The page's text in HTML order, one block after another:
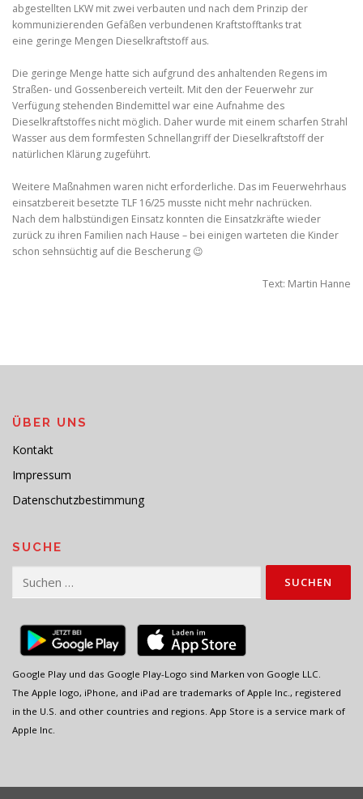
abgestellten LKW mit zwei verbauten und nach dem Prinzip der
kommunizierenden Gefäßen verbundenen Kraftstofftanks trat
eine geringe Mengen Dieselkraftstoff aus.
Die geringe Menge hatte sich aufgrund des anhaltenden Regens im
Straßen- und Gossenbereich verteilt. Mit den der Feuerwehr zur
Verfügung stehenden Bindemittel war eine Aufnahme des
Dieselkraftstoffes nicht möglich. Daher wurde mit einem scharfen Strahl
Wasser aus dem formfesten Schnellangriff der Dieselkraftstoff der
natürlichen Klärung zugeführt.
Weitere Maßnahmen waren nicht erforderliche. Das im Feuerwehrhaus
einsatzbereit besetzte TLF 16/25 musste nicht mehr nachrücken.
Nach dem halbstündigen Einsatz konnten die Einsatzkräfte wieder
zurück zu ihren Familien nach Hause – bei einigen warteten die Kinder
schon sehnsüchtig auf die Bescherung 😉
Text: Martin Hanne
ÜBER UNS
Kontakt
Impressum
Datenschutzbestimmung
SUCHE
Google Play und das Google Play-Logo sind Marken von Google LLC.
The Apple logo, iPhone, and iPad are trademarks of Apple Inc., registered
in the U.S. and other countries and regions. App Store is a service mark of
Apple Inc.